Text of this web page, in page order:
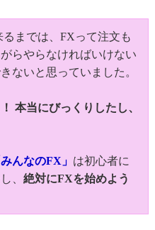
るまでは、FXって注文も
らやらなければいけない
ないと思っていました。
本当にびっくりしたし、
みんなのFX」 は初心者に
、 絶対にFXを始めよう